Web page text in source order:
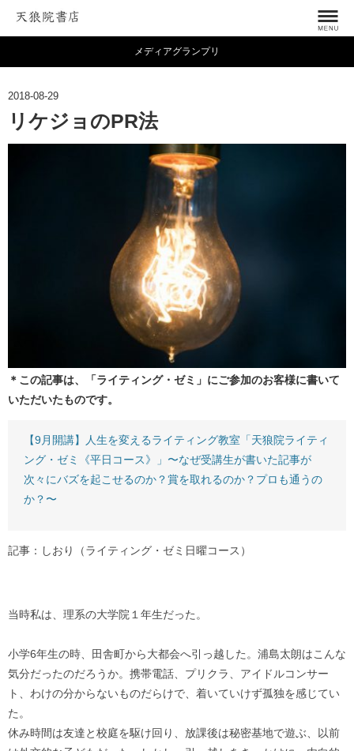
メディアグランプリ
2018-08-29
リケジョのPR法
＊この記事は、「ライティング・ゼミ」にご参加のお客様に書いて
いただいたものです。
【9月開講】人生を変えるライティング教室「天狼院ライティ
ング・ゼミ《平日コース》」〜なぜ受講生が書いた記事が
次々にバズを起こせるのか？賞を取れるのか？プロも通うの
か？〜
記事：しおり（ライティング・ゼミ日曜コース）
当時私は、理系の大学院１年生だった。
小学6年生の時、田舎町から大都会へ引っ越した。浦島太朗はこんな
気分だったのだろうか。携帯電話、プリクラ、アイドルコンサー
ト、わけの分からないものだらけで、着いていけず孤独を感じてい
た。
休み時間は友達と校庭を駆け回り、放課後は秘密基地で遊ぶ、以前